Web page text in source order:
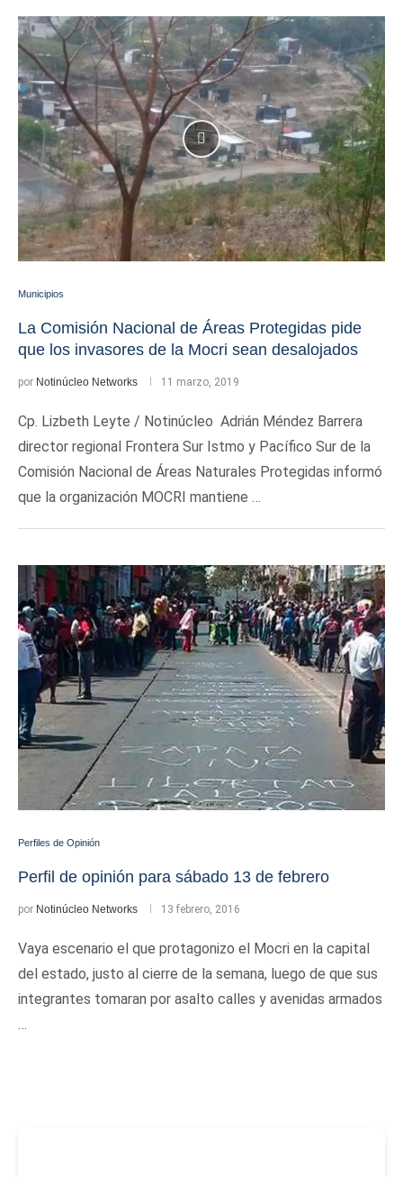
Municipios
La Comisión Nacional de Áreas Protegidas pide
que los invasores de la Mocri sean desalojados
por Notinúcleo Networks 11 marzo, 2019
Cp. Lizbeth Leyte / Notinúcleo Adrián Méndez Barrera
director regional Frontera Sur Istmo y Pacífico Sur de la
Comisión Nacional de Áreas Naturales Protegidas informó
que la organización MOCRI mantiene …
Perfiles de Opinión
Perfil de opinión para sábado 13 de febrero
por Notinúcleo Networks 13 febrero, 2016
Vaya escenario el que protagonizo el Mocri en la capital
del estado, justo al cierre de la semana, luego de que sus
integrantes tomaran por asalto calles y avenidas armados
…